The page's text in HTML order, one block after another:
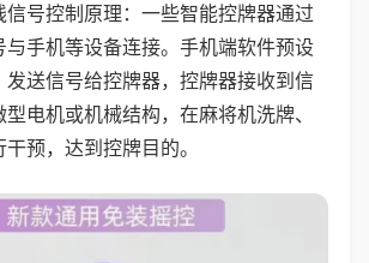
信号控制原理：一些智能控牌器通过
与手机等设备连接。手机端软件预设
发送信号给控牌器，控牌器接收到信
电机或机械结构，在麻将机洗牌、
预，达到控牌目的。